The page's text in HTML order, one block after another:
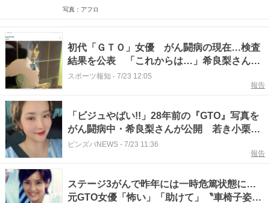
写真：アフロ
初代「ＧＴＯ」女優 がん闘病の現在…検査
結果を公表 「これからは…」希良梨さんが
報告
スポーツ報知 - 7/23 12:05
報告
「ビジュやばい!!」28年前の『GTO』写真を
がん闘病中・希良梨さんが公開 若き小栗、
窪塚…闘病へのエールも
ピンズバNEWS - 7/23 11:36
報告
ステージ3がんで昨年には一時危篤状態に…
元GTO女優「怖い」「助けて」〝車椅子姿〟